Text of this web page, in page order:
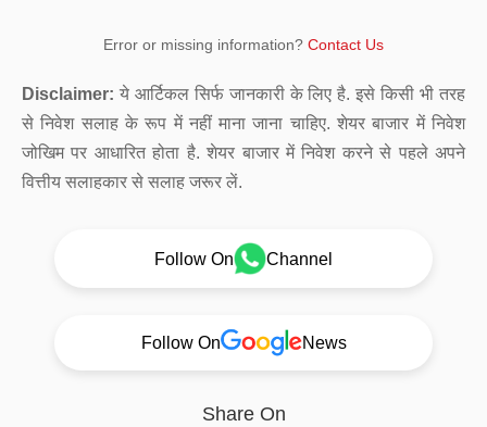
Error or missing information? Contact Us
Disclaimer: ये आर्टिकल सिर्फ जानकारी के लिए है. इसे किसी भी तरह
से निवेश सलाह के रूप में नहीं माना जाना चाहिए. शेयर बाजार में निवेश
जोखिम पर आधारित होता है. शेयर बाजार में निवेश करने से पहले अपने
वित्तीय सलाहकार से सलाह जरूर लें.
Follow On Channel
Follow On News
Share On